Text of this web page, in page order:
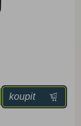
koupit